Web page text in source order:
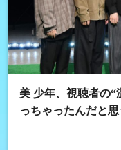
美 少年、視聴者の
っちゃったんだと